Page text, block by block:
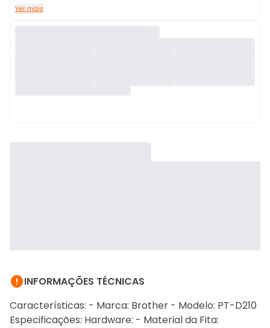
Ver mais
INFORMAÇÕES TÉCNICAS
Características: - Marca: Brother - Modelo: PT-D210
Especificações: Hardware: - Material da Fita: